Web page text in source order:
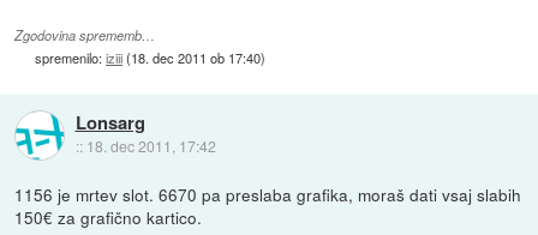
Zgodovina sprememb…
spremenilo:iziii(18. dec 2011 ob 17:40)
Lonsarg
:: 18. dec 2011, 17:42
1156 je mrtev slot. 6670 pa preslaba grafika, moraš dati vsaj slabih
150€ za grafično kartico.